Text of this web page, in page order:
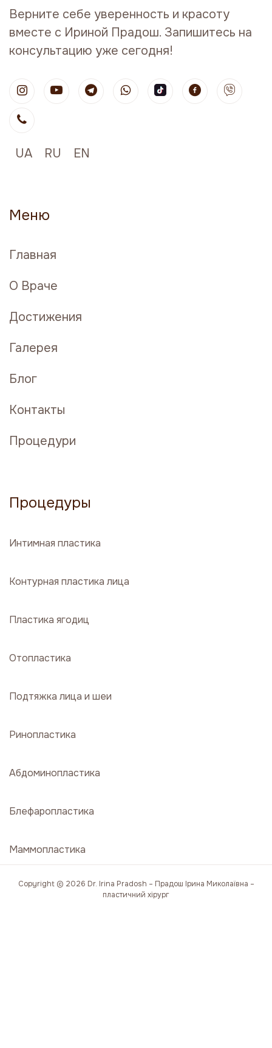
Верните себе уверенность и красоту
вместе с Ириной Прадош. Запишитесь на
консультацию уже сегодня!
UA RU EN
Меню
Главная
О Враче
Достижения
Галерея
Блог
Контакты
Процедури
Процедуры
Интимная пластика
Контурная пластика лица
Пластика ягодиц
Отопластика
Подтяжка лица и шеи
Ринопластика
Абдоминопластика
Блефаропластика
Маммопластика
Copyright © 2026 Dr. Irina Pradosh – Прадош Ірина Миколаївна –
пластичний хірург